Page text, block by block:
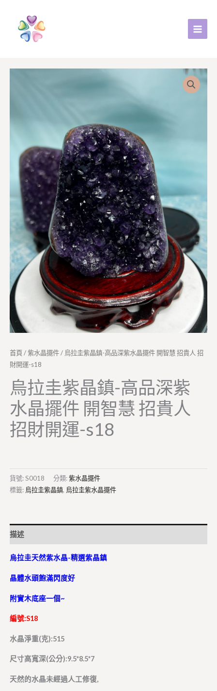
首頁/紫水晶擺件/ 烏拉圭紫晶鎮-高品深紫水晶擺件 開智慧 招貴人 招
財開運-s18
烏拉圭紫晶鎮-高品深紫
水晶擺件 開智慧 招貴人
招財開運-s18
貨號:S0018 分類:紫水晶擺件
標籤: 烏拉圭紫晶鎮, 烏拉圭紫水晶擺件
描述
烏拉圭天然紫水晶-精選紫晶鎮
晶體水頭飽滿閃度好
附實木底座一個~
編號:S18
水晶淨重(克):515
尺寸高寬深(公分):9.5*8.5*7
天然的水晶未經過人工修復,